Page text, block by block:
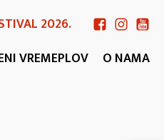
2026.
VREMEPLOV O NAMA